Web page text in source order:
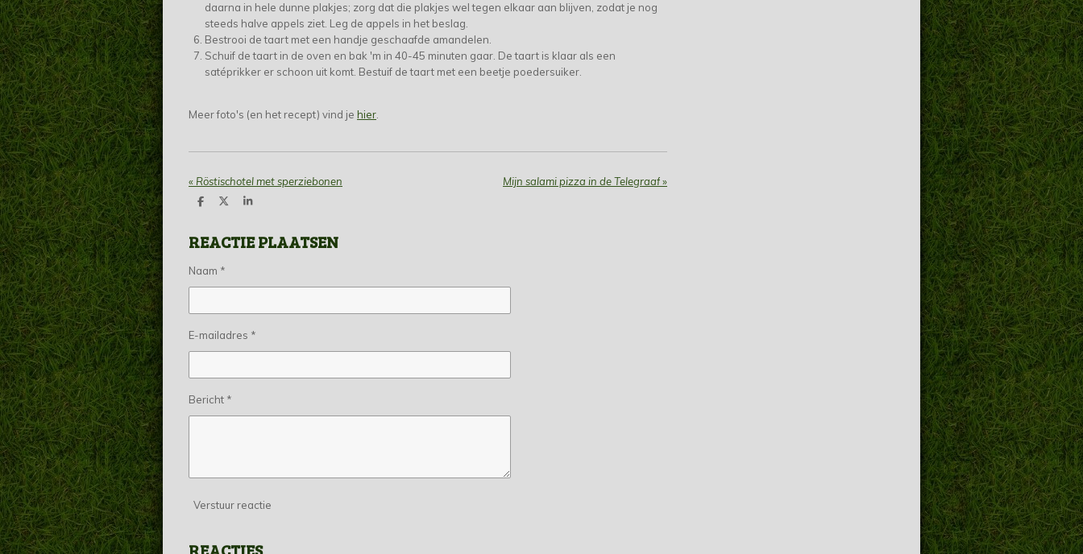
daarna in hele dunne plakjes; zorg dat die plakjes wel tegen elkaar aan blijven, zodat je nog
steeds halve appels ziet. Leg de appels in het beslag.
Bestrooi de taart met een handje geschaafde amandelen.
Schuif de taart in de oven en bak 'm in 40-45 minuten gaar. De taart is klaar als een
satéprikker er schoon uit komt. Bestuif de taart met een beetje poedersuiker.
Meer foto's (en het recept) vind je hier.
« Röstischotel met sperziebonen Mijn salami pizza in de Telegraaf»
D
e
n
D
l
S
r
e
REACTIE PLAATSEN
Naam *
E-mailadres *
Bericht *
Verstuur reactie